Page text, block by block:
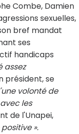
Combe, Damien
sexuelles,
bref mandat
ses
handicaps
assez
président, se
volonté de
les
de l'Unapei,
».